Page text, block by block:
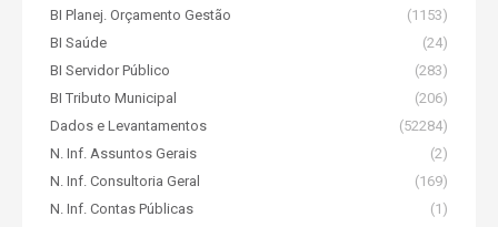
BI Planej. Orçamento Gestão
(1153)
BI Saúde
(24)
BI Servidor Público
(283)
BI Tributo Municipal
(206)
Dados e Levantamentos
(52284)
N. Inf. Assuntos Gerais
(2)
N. Inf. Consultoria Geral
(169)
N. Inf. Contas Públicas
(1)